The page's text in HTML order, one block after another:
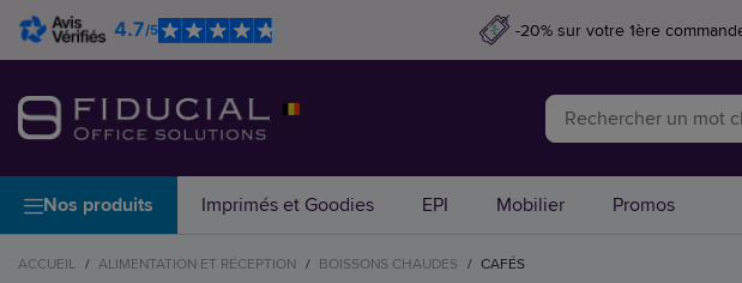
4.7/5 -20% sur votre 1ère
Nos produits Imprimés et Goodies EPI Mobilier Promos
ACCUEIL / ALIMENTATION ET RÉCEPTION / BOISSONS CHAUDES / CAFÉS